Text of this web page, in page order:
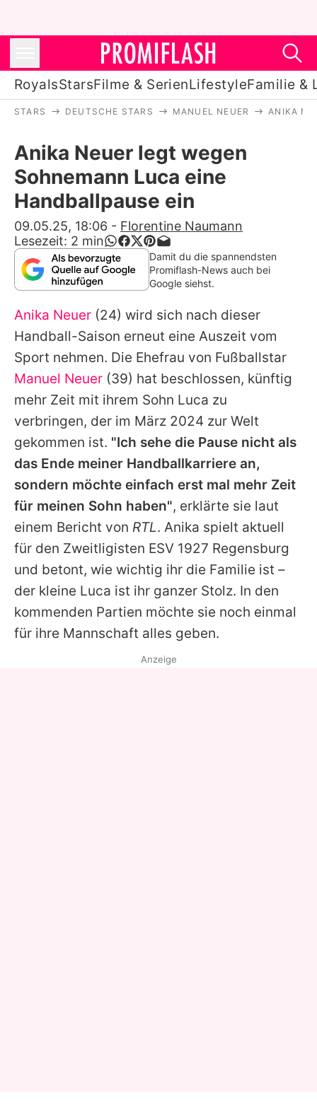
RoyalsStarsFilme & SerienLifestyleFamilie &
Stars
Filme & Serien
Lifestyle
Familie & Liebe
Promiflash Exklusiv
Alle Themen auf Promiflash
Jobs
App runterladen
Team
Redaktionelle Richtlinien
Impressum
Datenschutzerklärung
Nutzungsbedingungen
Utiq verwalten
STARS DEUTSCHE STARS MANUEL NEUER ANIKA
Anika Neuer legt wegen
Sohnemann Luca eine
Handballpause ein
09.05.25, 18:06 - Florentine Naumann
Lesezeit: 2 min
Damit du die spannendsten
Promiflash-News auch bei
Google siehst.
Anika Neuer (24) wird sich nach dieser
Handball-Saison erneut eine Auszeit vom
Sport nehmen. Die Ehefrau von Fußballstar
Manuel Neuer (39) hat beschlossen, künftig
mehr Zeit mit ihrem Sohn Luca zu
verbringen, der im März 2024 zur Welt
gekommen ist. "Ich sehe die Pause nicht als
das Ende meiner Handballkarriere an,
sondern möchte einfach erst mal mehr Zeit
für meinen Sohn haben", erklärte sie laut
einem Bericht von RTL. Anika spielt aktuell
für den Zweitligisten ESV 1927 Regensburg
und betont, wie wichtig ihr die Familie ist –
der kleine Luca ist ihr ganzer Stolz. In den
kommenden Partien möchte sie noch einmal
für ihre Mannschaft alles geben.
Anzeige